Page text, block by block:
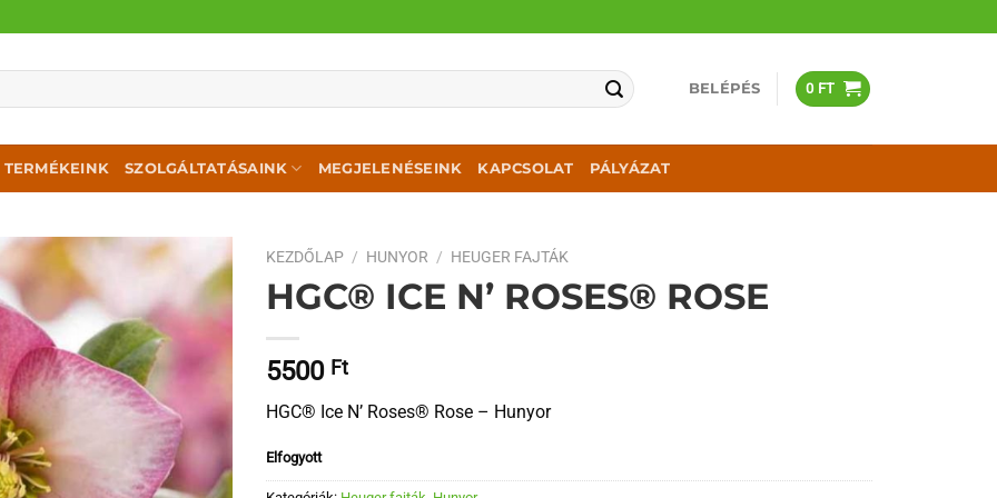
BELÉPÉS 0 FT
TERMÉKEINK SZOLGÁLTATÁSAINK MEGJELENÉSEINK KAPCSOLAT PÁLYÁZAT
KEZDŐLAP / HUNYOR / HEUGER FAJTÁK
HGC® ICE N’ ROSES® ROSE
5500 Ft
HGC® Ice N’ Roses® Rose – Hunyor
Elfogyott